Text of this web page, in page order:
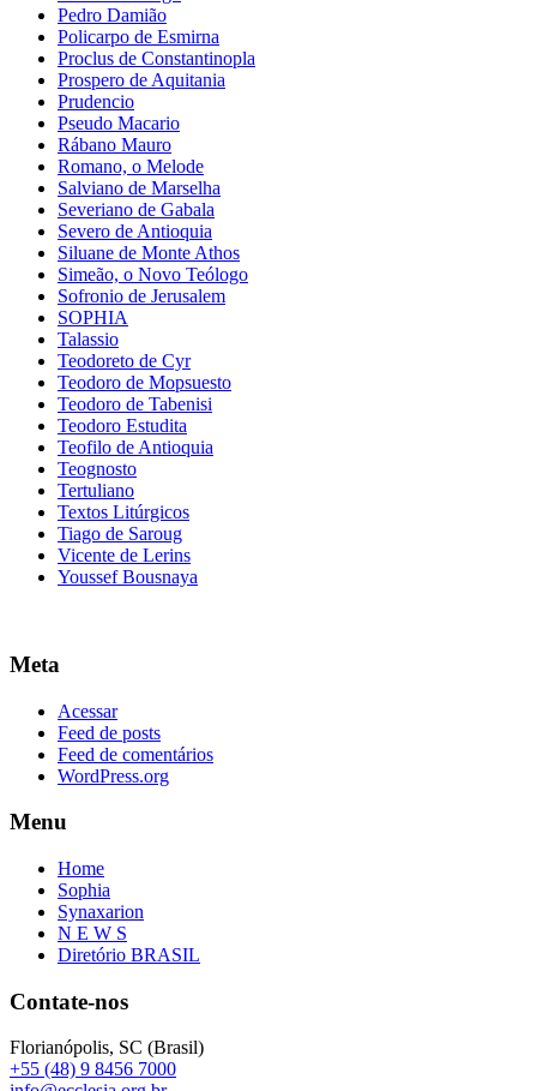
Pedro Damião
Policarpo de Esmirna
Proclus de Constantinopla
Prospero de Aquitania
Prudencio
Pseudo Macario
Rábano Mauro
Romano, o Melode
Salviano de Marselha
Severiano de Gabala
Severo de Antioquia
Siluane de Monte Athos
Simeão, o Novo Teólogo
Sofronio de Jerusalem
SOPHIA
Talassio
Teodoreto de Cyr
Teodoro de Mopsuesto
Teodoro de Tabenisi
Teodoro Estudita
Teofilo de Antioquia
Teognosto
Tertuliano
Textos Litúrgicos
Tiago de Saroug
Vicente de Lerins
Youssef Bousnaya
Meta
Acessar
Feed de posts
Feed de comentários
WordPress.org
Menu
Home
Sophia
Synaxarion
N E W S
Diretório BRASIL
Contate-nos
Florianópolis, SC (Brasil)
+55 (48) 9 8456 7000